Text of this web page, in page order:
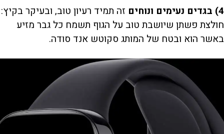
4) בגדים נעימים ונוחים
זה תמיד רעיון טוב, ובעיקר בקיץ:
חולצת פשתן שיושבת טוב על הגוף תשמח כל גבר מזיע
באשר הוא ובטח של המותג סקוטש אנד סודה.